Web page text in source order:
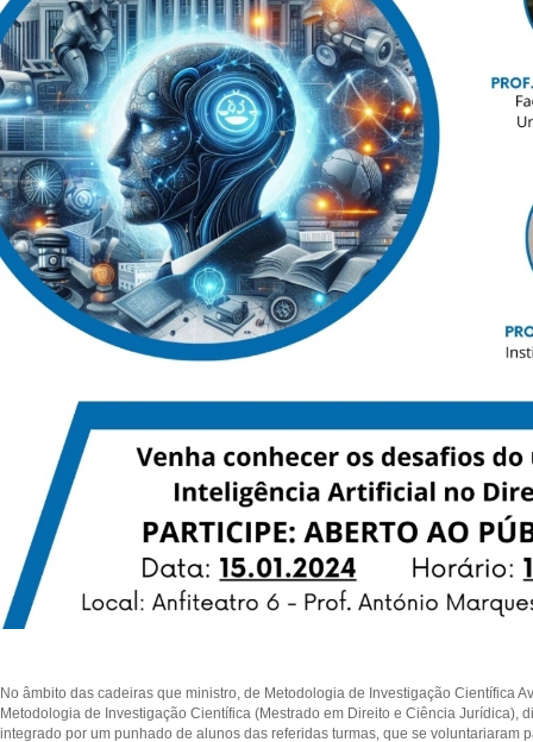
No âmbito das cadeiras que ministro, de Metodologia de Investigação Científica
Metodologia de Investigação Científica (Mestrado em Direito e Ciência Jurídica),
integrado por um punhado de alunos das referidas turmas, que se voluntariaram